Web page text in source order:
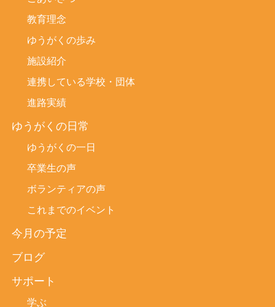
教育理念
ゆうがくの歩み
施設紹介
連携している学校・団体
進路実績
ゆうがくの日常
ゆうがくの一日
卒業生の声
ボランティアの声
これまでのイベント
今月の予定
ブログ
サポート
学ぶ